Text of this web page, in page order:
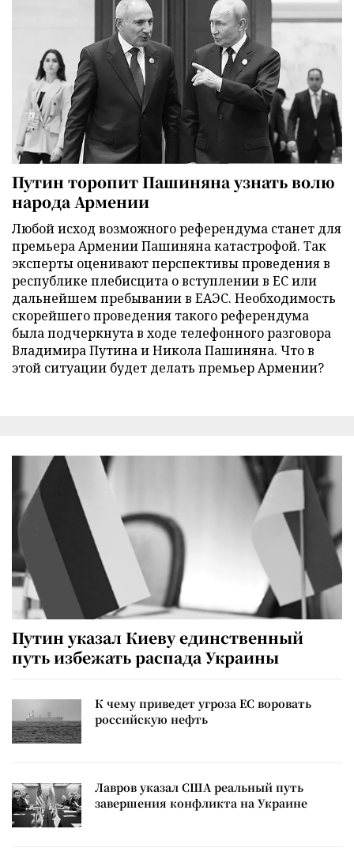
Путин торопит Пашиняна узнать волю
народа Армении
Любой исход возможного референдума станет для
премьера Армении Пашиняна катастрофой. Так
эксперты оценивают перспективы проведения в
республике плебисцита о вступлении в ЕС или
дальнейшем пребывании в ЕАЭС. Необходимость
скорейшего проведения такого референдума
была подчеркнута в ходе телефонного разговора
Владимира Путина и Никола Пашиняна. Что в
этой ситуации будет делать премьер Армении?
Путин указал Киеву единственный
путь избежать распада Украины
К чему приведет угроза ЕС воровать
российскую нефть
Лавров указал США реальный путь
завершения конфликта на Украине